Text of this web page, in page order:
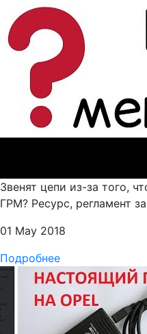
Звенят цепи из-за того,
ГРМ? Ресурс, регламент
01 May 2018
Подробнее